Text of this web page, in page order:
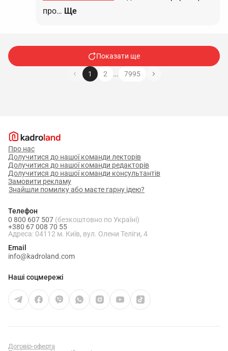
про… Ще
Показати ще
1 2 … 7995
Про нас
Долучитися до нашої команди лекторів
Долучитися до нашої команди редакторів
Долучитися до нашої команди консультантів
Замовити рекламу
Знайшли помилку або маєте гарну ідею?
Телефон
0 800 607 507 (безкоштовно по Україні)
+380 67 008 70 55
Адреса: 04112 м. Київ, вул. Олени Теліги, 4
Email
info@kadroland.com
Наші соцмережі
Договір-оферта